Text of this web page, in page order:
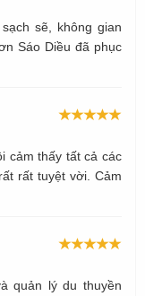
sẽ, không gian
Sáo Diều đã phục
cảm thấy tất cả các
rất tuyệt vời. Cảm
quản lý du thuyền